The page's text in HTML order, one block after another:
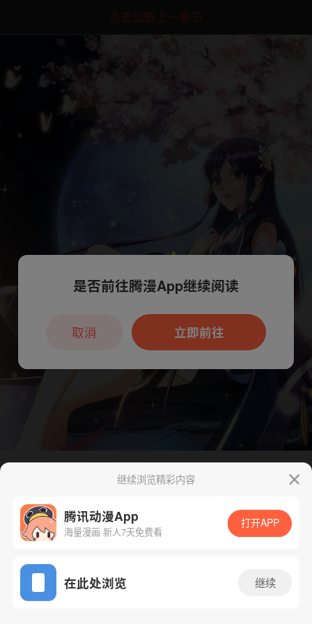
点击加载上一章节
App免费看
腾漫App免费看
继续浏览精彩内容
腾讯动漫App
海量漫画 新人7天免费看
打开APP
在此处浏览 继续
本章节仅支持App阅读，可打开App新用
户7天免费看
是否前往腾漫App继续阅读
立即前往
取消